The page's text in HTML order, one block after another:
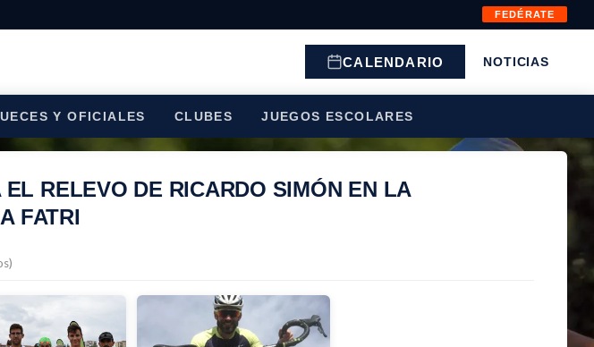
FEDÉRATE
CALENDARIO NOTICIAS
Y OFICIALES CLUBES JUEGOS ESCOLARES
RELEVO DE RICARDO SIMÓN EN LA
FATRI